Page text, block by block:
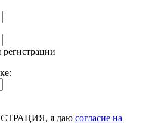
регистрации
я даю согласие на